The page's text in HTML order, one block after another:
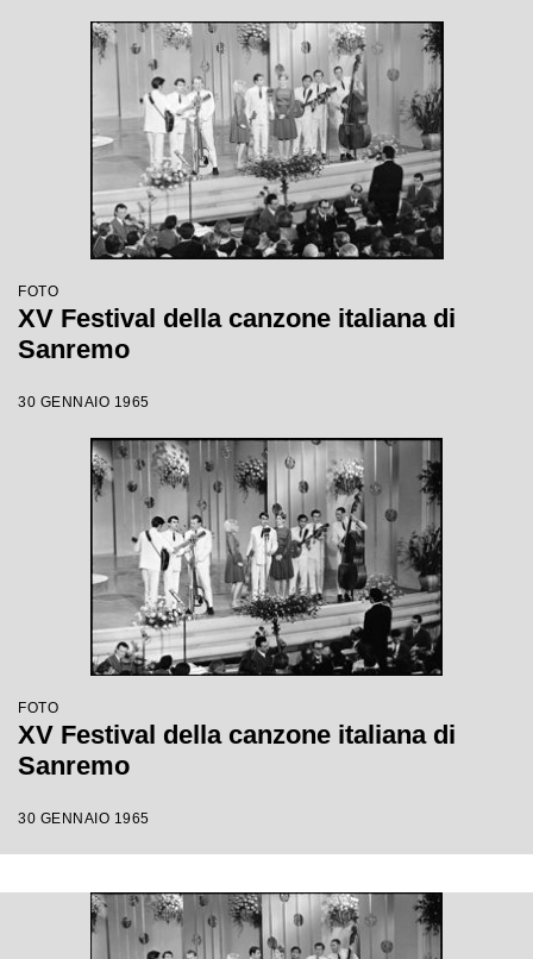
FOTO
XV Festival della canzone italiana di
Sanremo
30 GENNAIO 1965
FOTO
XV Festival della canzone italiana di
Sanremo
30 GENNAIO 1965